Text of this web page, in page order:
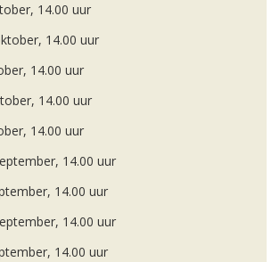
14.00 uur
14.00 uur
14.00 uur
14.00 uur
14.00 uur
14.00 uur
14.00 uur
14.00 uur
14.00 uur